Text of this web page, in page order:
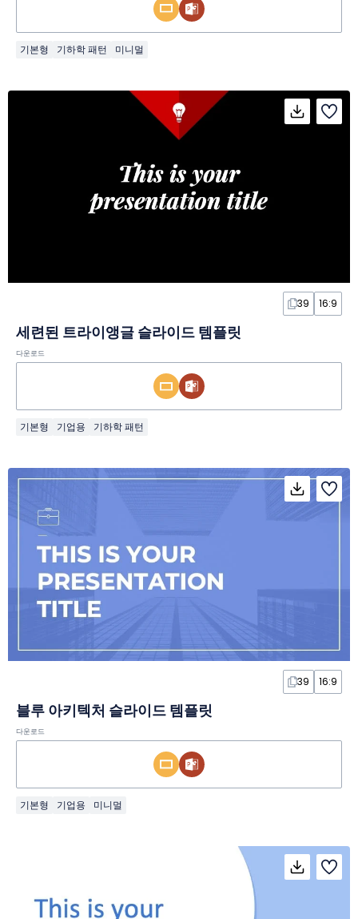
기본형 기하학 패턴 미니멀
39 16:9
세련된 트라이앵글 슬라이드 템플릿
다운로드
기본형 기업용 기하학 패턴
39 16:9
블루 아키텍처 슬라이드 템플릿
다운로드
기본형 기업용 미니멀